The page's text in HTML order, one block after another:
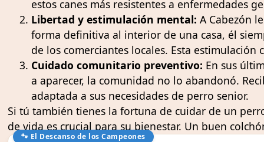
estos canes más resistentes a enfermedades
Libertad y estimulación mental: A Cabezón
forma definitiva al interior de una casa, él
de los comerciantes locales. Esta
Cuidado comunitario preventivo: En sus
a aparecer, la comunidad no lo abandonó.
adaptada a sus necesidades de perro senior.
Si tú también tienes la fortuna de cuidar de un
de vida es crucial para su bienestar. Un buen
🐾 El Descanso de los Campeones